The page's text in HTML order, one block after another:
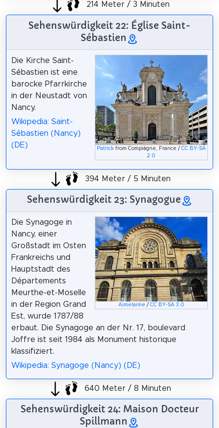
214 Meter / 3 Minuten
Sehenswürdigkeit 22: Église Saint-
Sébastien
Patrick from Compiègne, France /CC BY-SA
2.0
Die Kirche Saint-
Sébastien ist eine
barocke Pfarrkirche
in der Neustadt von
Nancy.
Wikipedia: Saint-
Sébastien (Nancy)
(DE)
394 Meter / 5 Minuten
Sehenswürdigkeit 23: Synagogue
Aimelaime /CC BY-SA 3.0
Die Synagoge in
Nancy, einer
Großstadt im Osten
Frankreichs und
Hauptstadt des
Départements
Meurthe-et-Moselle
in der Region Grand
Est, wurde 1787/88
erbaut. Die Synagoge an der Nr. 17, boulevard
Joffre ist seit 1984 als Monument historique
klassifiziert.
Wikipedia: Synagoge (Nancy) (DE)
640 Meter / 8 Minuten
Sehenswürdigkeit 24: Maison Docteur
Spillmann